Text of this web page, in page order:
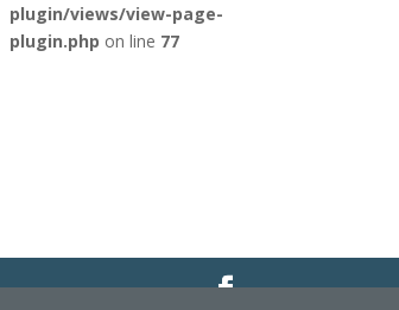
plugin/views/view-page-
plugin.php on line 77